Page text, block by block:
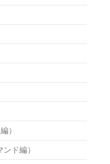
）
ド編）